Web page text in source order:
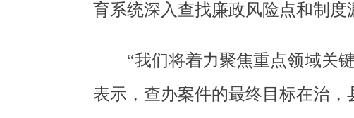
育系统深入查找廉政风险点和制度
“我们将着力聚焦重点领域关
表示，查办案件的最终目标在治